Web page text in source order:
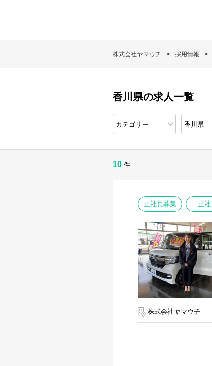
株式会社ヤマウチ 採用情報
香川県の求人一覧
10 件
正社員募集 正社
株式会社ヤマウチ